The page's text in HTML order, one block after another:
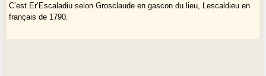
C’est Er’Escaladiu selon Grosclaude en gascon du lieu, Lescaldieu en
français de 1790.